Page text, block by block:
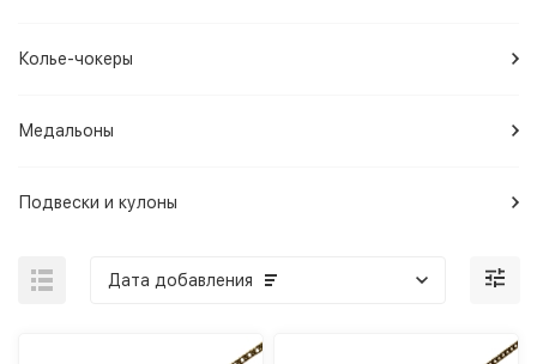
Колье-чокеры
Медальоны
Подвески и кулоны
Дата добавления